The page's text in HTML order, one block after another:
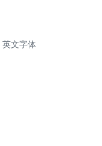
英文字体